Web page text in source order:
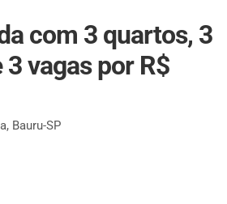
com 3 quartos, 3
3 vagaspor R$
Bauru-SP